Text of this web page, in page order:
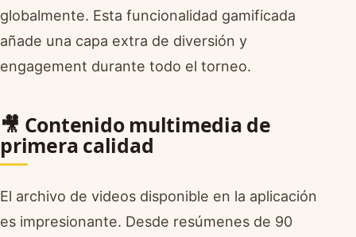
globalmente. Esta funcionalidad gamificada
añade una capa extra de diversión y
engagement durante todo el torneo.
🎥 Contenido multimedia de
primera calidad
El archivo de videos disponible en la aplicación
es impresionante. Desde resúmenes de 90